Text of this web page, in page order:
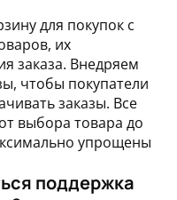
для покупок с
их
заказа. Внедряем
чтобы покупатели
заказы. Все
выбора товара до
упрощены
поддержка